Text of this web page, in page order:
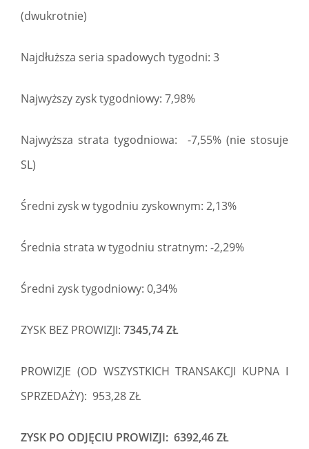
(dwukrotnie)
Najdłuższa seria spadowych tygodni: 3
Najwyższy zysk tygodniowy: 7,98%
Najwyższa strata tygodniowa: -7,55% (nie stosuje
SL)
Średni zysk w tygodniu zyskownym: 2,13%
Średnia strata w tygodniu stratnym: -2,29%
Średni zysk tygodniowy: 0,34%
ZYSK BEZ PROWIZJI: 7345,74 ZŁ
PROWIZJE (OD WSZYSTKICH TRANSAKCJI KUPNA I
SPRZEDAŻY): 953,28 ZŁ
ZYSK PO ODJĘCIU PROWIZJI: 6392,46 ZŁ